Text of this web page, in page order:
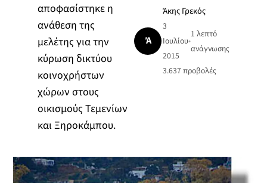
αποφασίστηκε η
ανάθεση της
μελέτης για την
κύρωση δικτύου
κοινοχρήστων
χώρων στους
οικισμούς Τεμενίων
και Ξηροκάμπου.
Ά
Άκης Γρεκός
3
Ιουλίου
2015
•
1 λεπτό
ανάγνωσης
3.637 προβολές